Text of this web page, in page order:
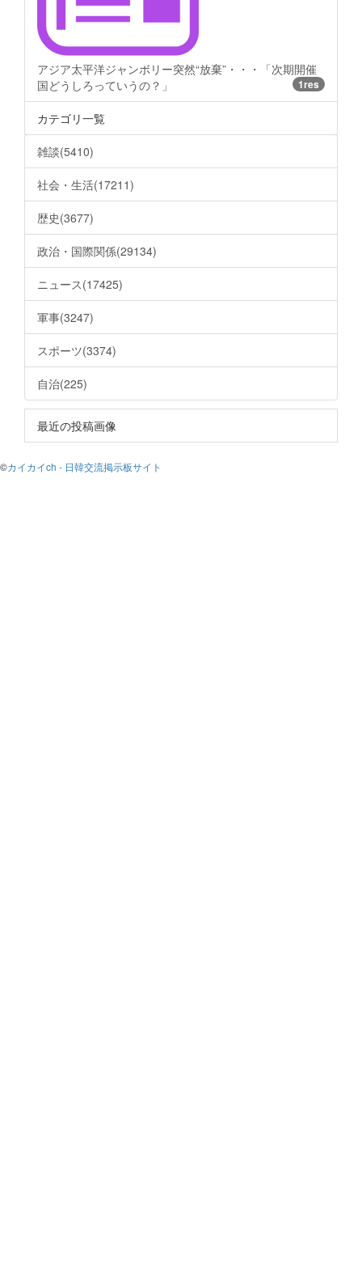
アジア太平洋ジャンボリー突然“放棄”・・・「次期開催
国どうしろっていうの？」
1res
カテゴリ一覧
雑談(5410)
社会・生活(17211)
歴史(3677)
政治・国際関係(29134)
ニュース(17425)
軍事(3247)
スポーツ(3374)
自治(225)
最近の投稿画像
©カイカイch - 日韓交流掲示板サイト